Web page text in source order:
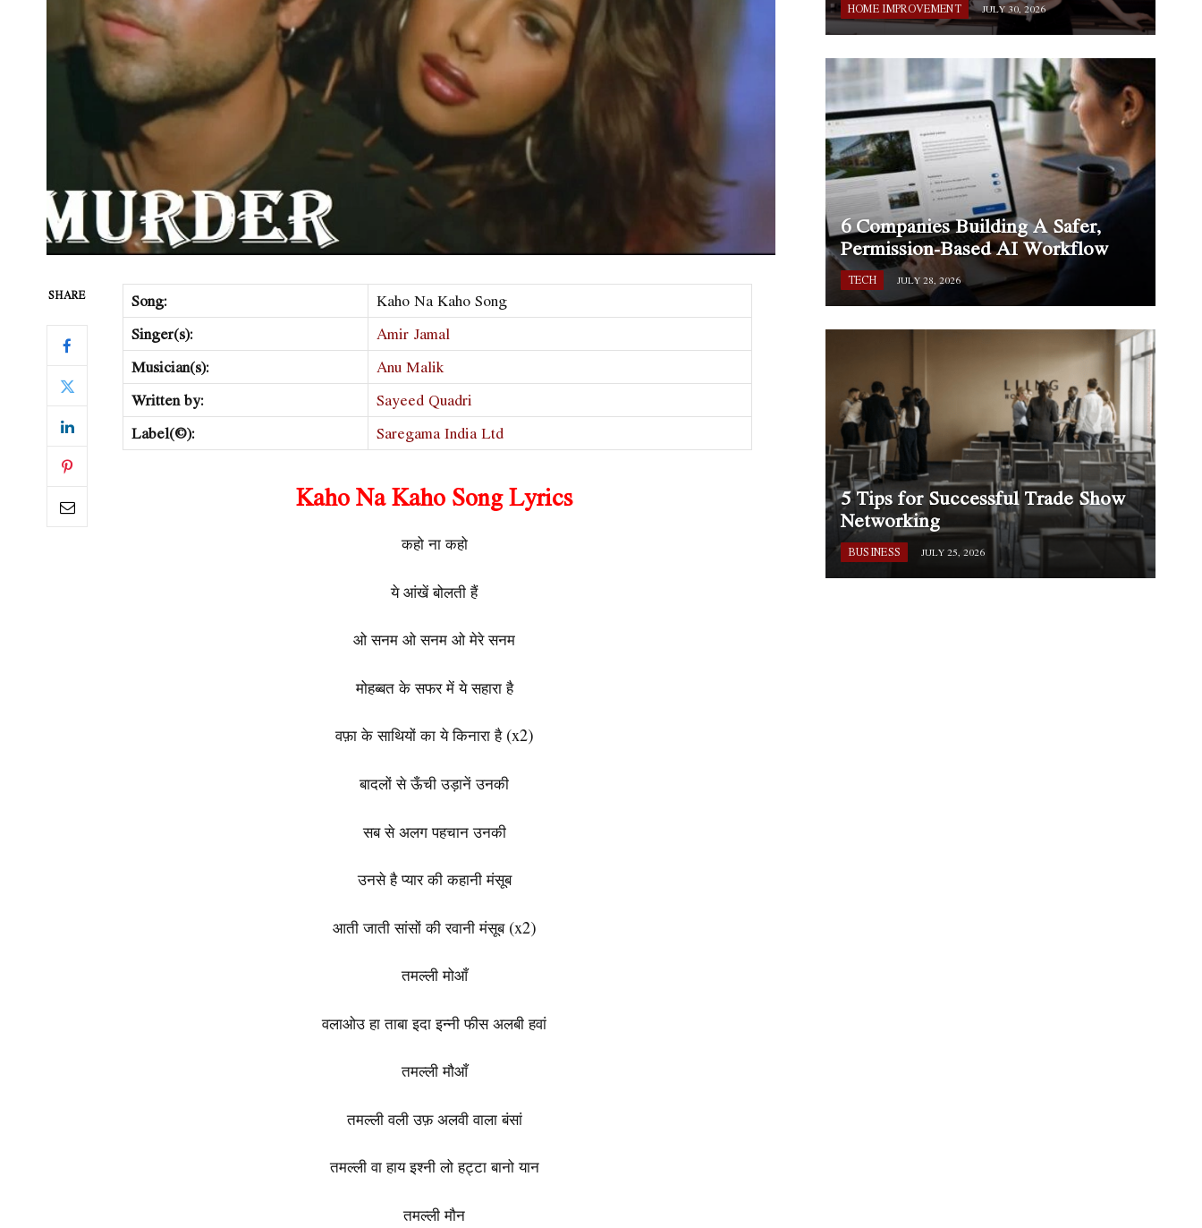
SHARE Song:
Kaho Na Kaho Song
Singer(s):
Amir Jamal
Musician(s):
Anu Malik
Written by:
Sayeed Quadri
Label(©):
Saregama India Ltd
Kaho Na Kaho Song Lyrics
कहो ना कहो
ये आंखें बोलती हैं
ओ सनम ओ सनम ओ मेरे सनम
मोहब्बत के सफर में ये सहारा है
वफ़ा के साथियों का ये किनारा है (x2)
बादलों से ऊँची उड़ानें उनकी
सब से अलग पहचान उनकी
उनसे है प्यार की कहानी मंसूब
आती जाती सांसों की रवानी मंसूब (x2)
तमल्ली मोआँ
वलाओउ हा ताबा इदा इन्नी फीस अलबी हवां
तमल्ली मौआँ
तमल्ली वली उफ़ अलवी वाला बंसां
तमल्ली वा हाय इश्नी लो हट्टा बानो यान
तमल्ली मौन
HOME IMPROVEMENT JULY 30, 2026
6 Companies Building A Safer,
Permission-Based AI Workflow
TECH JULY 28, 2026
5 Tips for Successful Trade Show
Networking
BUSINESS JULY 25, 2026